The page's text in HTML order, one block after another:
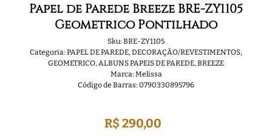
Papel de Parede Breeze BRE-ZY1105
Geometrico Pontilhado
Sku: BRE-ZY1105
Categoria: PAPEL DE PAREDE,DECORAÇÃO/REVESTIMENTOS,
GEOMETRICO,ALBUNS PAPEIS DE PAREDE,BREEZE
Marca: Melissa
Código de Barras: 0790330895796
R$ 290,00